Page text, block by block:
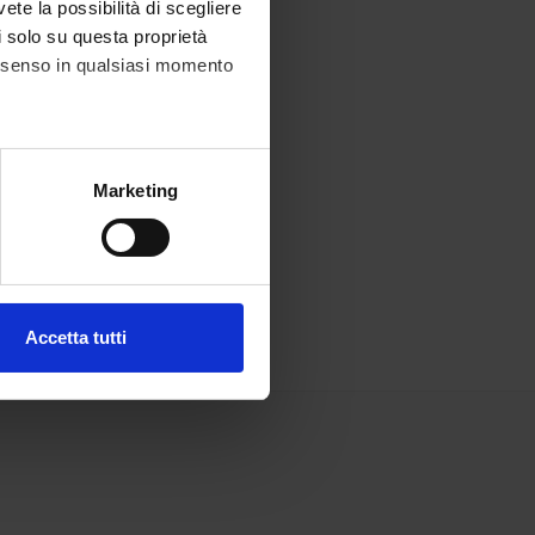
la possibilità di scegliere
su questa proprietà
in qualsiasi momento
metro,Marketing
Accetta tutti